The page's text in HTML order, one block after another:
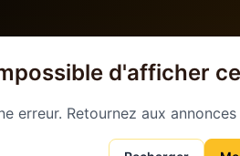
d'afficher
erreur. Retournez aux annonces